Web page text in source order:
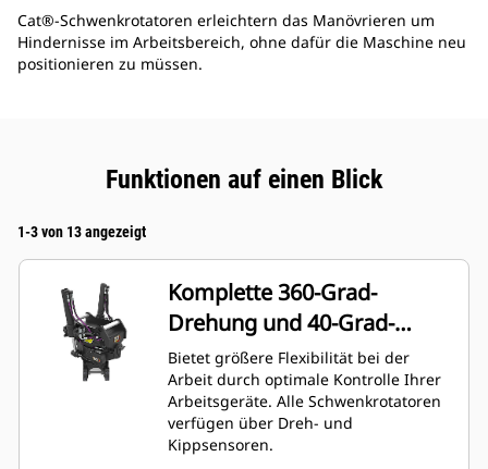
Cat®-Schwenkrotatoren erleichtern das Manövrieren um
Hindernisse im Arbeitsbereich, ohne dafür die Maschine neu
positionieren zu müssen.
Funktionen auf einen Blick
1-3 von 13 angezeigt
Komplette 360-Grad-
Drehung und 40-Grad-
Winkelstellung
Bietet größere Flexibilität bei der
Arbeit durch optimale Kontrolle Ihrer
Arbeitsgeräte. Alle Schwenkrotatoren
verfügen über Dreh- und
Kippsensoren.